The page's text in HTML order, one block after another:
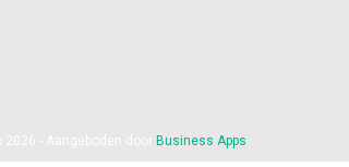
Business Apps